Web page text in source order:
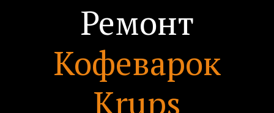
Ремонт
Кофеварок
Krups